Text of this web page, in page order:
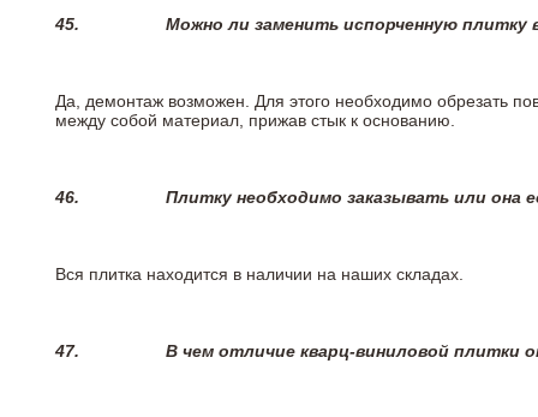
45. Можно ли заменить испорченную плитку
Да, демонтаж возможен. Для этого необходимо обрезать
между собой материал, прижав стык к основанию.
46. Плитку необходимо заказывать или она
Вся плитка находится в наличии на наших складах.
47. В чем отличие кварц-виниловой плитки